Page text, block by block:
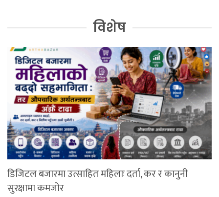
विशेष
डिजिटल बजारमा उत्साहित महिलाः दर्ता, कर र कानुनी
सुरक्षामा कमजोर